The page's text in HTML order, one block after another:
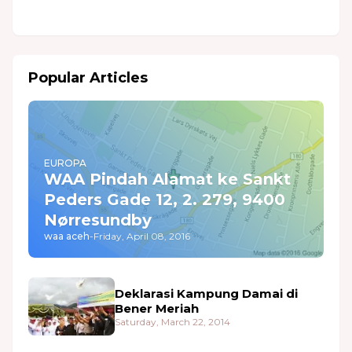
Popular Articles
EUROPA
WAA Pindah Alamat ke Sankt
Peders Gade 12, 2. 279, 9400
Nørresundby
waa aceh-Friday, April 08, 2016
Deklarasi Kampung Damai di
Bener Meriah
Saturday, March 22, 2014